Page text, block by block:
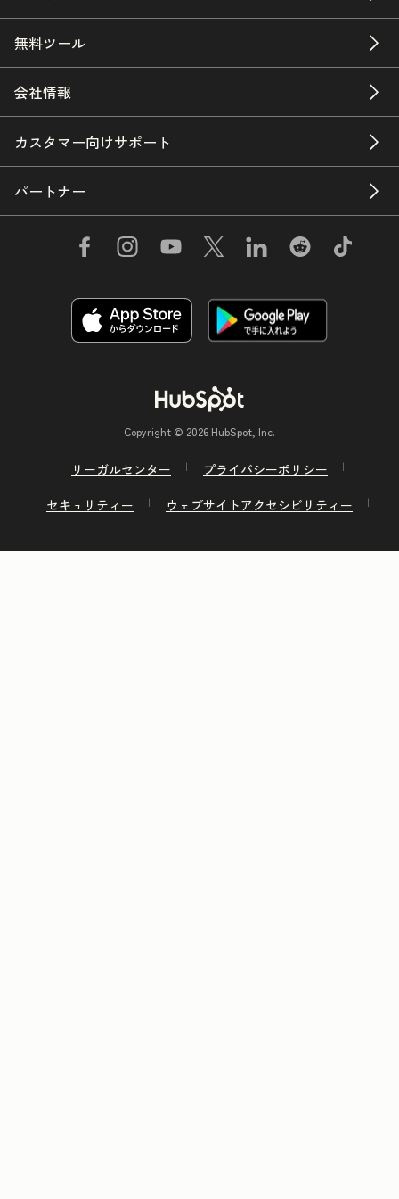
無料ツール
会社情報
カスタマー向けサポート
パートナー
Copyright © 2026 HubSpot, Inc.
リーガルセンター
プライバシーポリシー
セキュリティー
ウェブサイトアクセシビリティー